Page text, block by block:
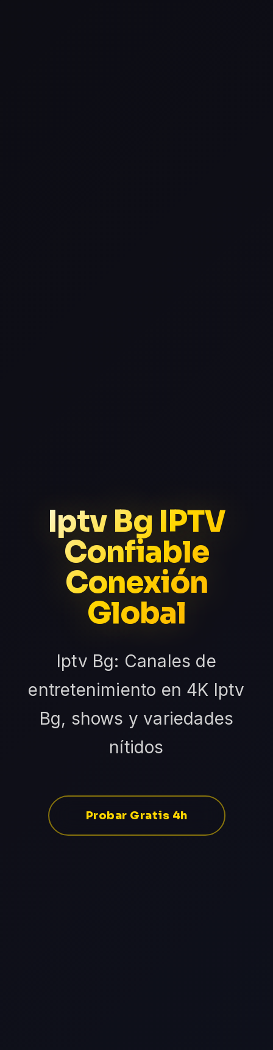
Iptv Bg IPTV
Confiable
Conexión
Global
Iptv Bg: Canales de
entretenimiento en 4K Iptv
Bg, shows y variedades
nítidos
Probar Gratis 4h